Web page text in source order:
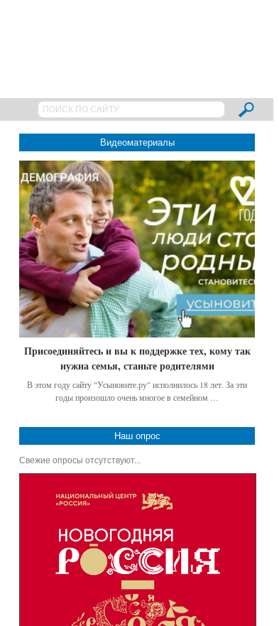
Видеоматериалы
Присоединяйтесь и вы к поддержке тех, кому так
нужна семья, станьте родителями
В этом году сайту "Усыновите.ру" исполнилось 18 лет. За эти
годы произошло очень многое в семейном …
Наш опрос
Свежие опросы отсутствуют...